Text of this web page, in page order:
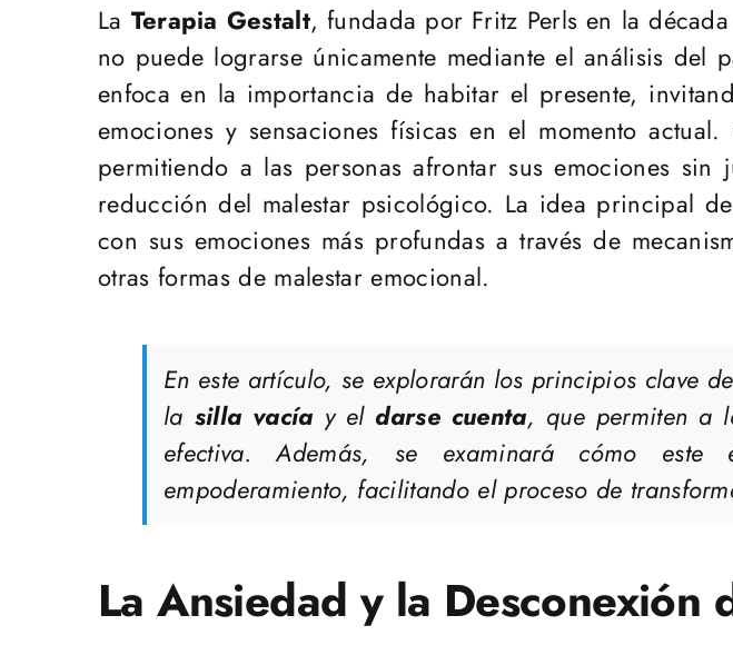
La Terapia Gestalt, fundada por Fritz Perls en la
no puede lograrse únicamente mediante el análisis
enfoca en la importancia de habitar el presente,
emociones y sensaciones físicas en el momento
permitiendo a las personas afrontar sus emociones
reducción del malestar psicológico. La idea principal
con sus emociones más profundas a través de
otras formas de malestar emocional.
En este artículo, se explorarán los principios clave
la silla vacía y el darse cuenta, que permiten a
efectiva. Además, se examinará cómo este
empoderamiento, facilitando el proceso de
La Ansiedad y la Desconexión